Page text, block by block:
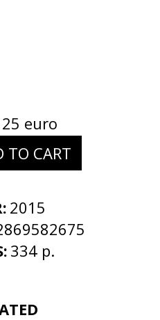
25 euro
TO CART
2015
334 p.